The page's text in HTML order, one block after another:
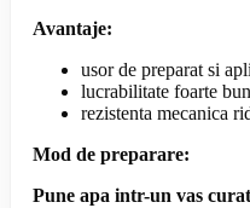
Avantaje:
usor de preparat si
lucrabilitate foarte
rezistenta mecanica
Mod de preparare:
Pune apa intr-un vas